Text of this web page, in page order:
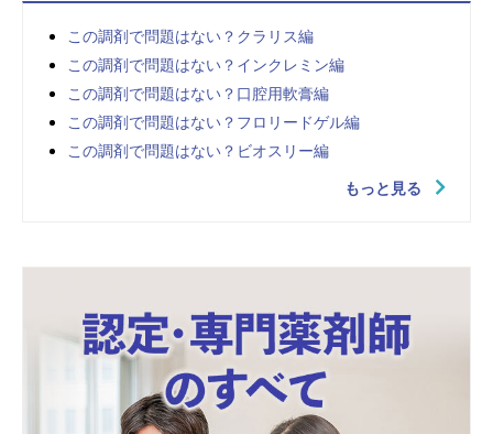
この調剤で問題はない？クラリス編
この調剤で問題はない？インクレミン編
この調剤で問題はない？口腔用軟膏編
この調剤で問題はない？フロリードゲル編
この調剤で問題はない？ビオスリー編
もっと見る